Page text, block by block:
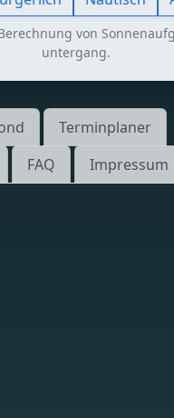
von
untergang.
Terminplaner
FAQ Impressum